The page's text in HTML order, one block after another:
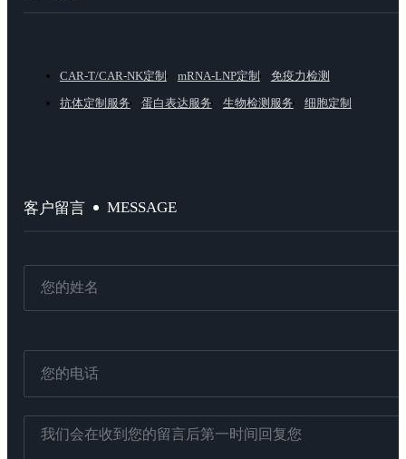
CAR-T/CAR-NK定制 mRNA-LNP定制
免疫力检测
抗体定制服务
蛋白表达服务 生物检测服务 细胞定制
客户留言 MESSAGE